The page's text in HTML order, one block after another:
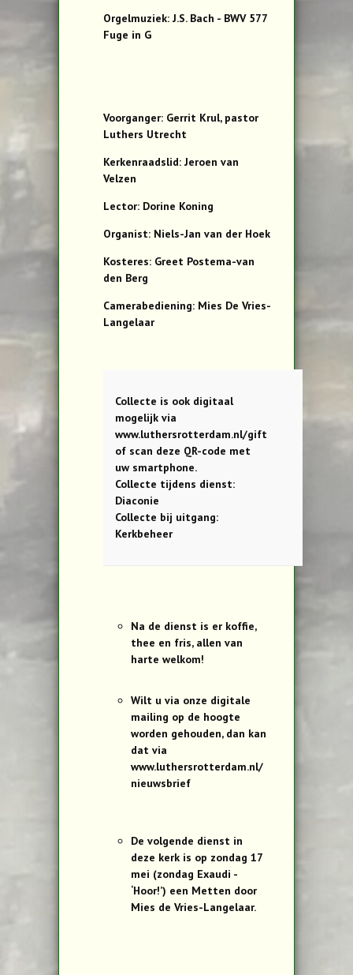
Orgelmuziek: J.S. Bach - BWV 577
Fuge in G
Voorganger: Gerrit Krul, pastor
Luthers Utrecht
Kerkenraadslid: Jeroen van
Velzen
Lector: Dorine Koning
Organist: Niels-Jan van der Hoek
Kosteres: Greet Postema-van
den Berg
Camerabediening: Mies De Vries-
Langelaar
Collecte is ook digitaal
mogelijk via
www.luthersrotterdam.nl/gift
of scan deze QR-code met
uw smartphone.
Collecte tijdens dienst:
Diaconie
Collecte bij uitgang:
Kerkbeheer
Na de dienst is er koffie,
thee en fris, allen van
harte welkom!
Wilt u via onze digitale
mailing op de hoogte
worden gehouden, dan kan
dat via
www.luthersrotterdam.nl/
nieuwsbrief
De volgende dienst in
deze kerk is op zondag 17
mei (zondag Exaudi -
‘Hoor!’) een Metten door
Mies de Vries-Langelaar.